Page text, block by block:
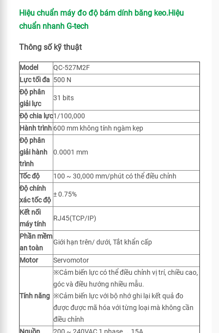
Hiệu chuẩn máy đo độ bám dính băng keo.Hiệu
chuẩn nhanh G-tech
Thông số kỹ thuật
Model
QC-527M2F
Lực tối đa 500 N
Độ phân
giải lực
31 bits
Độ chia lực1/100,000
Hành trình 600 mm không tính ngàm kẹp
Độ phân
giải hành
trình
0.0001 mm
Tốc độ
100 ~ 30,000 mm/phút có thể điều chỉnh
Độ chính
xác tốc độ
± 0.75%
Kết nối
máy tính
RJ45(TCP/IP)
Phần mềm
an toàn
Giới hạn trên/ dưới, Tắt khẩn cấp
Motor Servomotor
Tính năng
※Cảm biến lực có thể điều chỉnh vị trí, chiều cao,
góc và điều hướng nhiều mẫu.
※Cảm biến lực với bộ nhớ ghi lại kết quả đo
được được mã hóa với từng loại mà không cần
điều chỉnh